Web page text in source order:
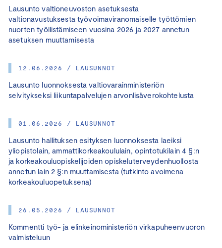
Lausunto valtioneuvoston asetuksesta
valtionavustuksesta työvoimaviranomaiselle työttömien
nuorten työllistämiseen vuosina 2026 ja 2027 annetun
asetuksen muuttamisesta
12.06.2026 / LAUSUNNOT
Lausunto luonnoksesta valtiovarainministeriön
selvitykseksi liikuntapalvelujen arvonlisäverokohtelusta
01.06.2026 / LAUSUNNOT
Lausunto hallituksen esityksen luonnoksesta laeiksi
yliopistolain, ammattikorkeakoululain, opintotukilain 4 §:n
ja korkeakouluopiskelijoiden opiskeluterveydenhuollosta
annetun lain 2 §:n muuttamisesta (tutkinto avoimena
korkeakouluopetuksena)
26.05.2026 / LAUSUNNOT
Kommentti työ- ja elinkeinoministeriön virkapuheenvuoron
valmisteluun